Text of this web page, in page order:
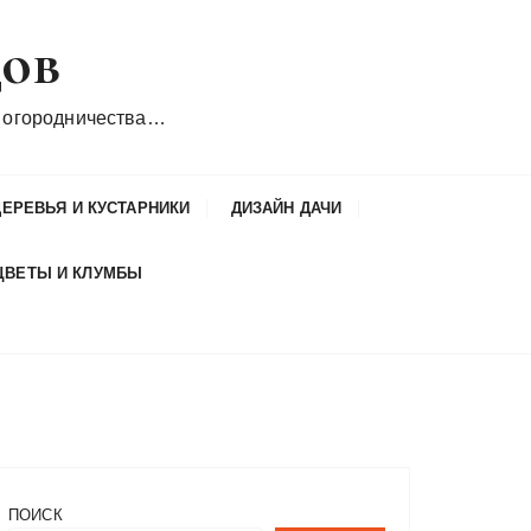
И КУСТАРНИКИ ДИЗАЙН ДАЧИ
И КЛУМБЫ
ПОИСК